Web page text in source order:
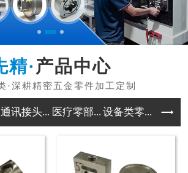
产品中心
通讯接头... 医疗零部... 设备类零... 工业